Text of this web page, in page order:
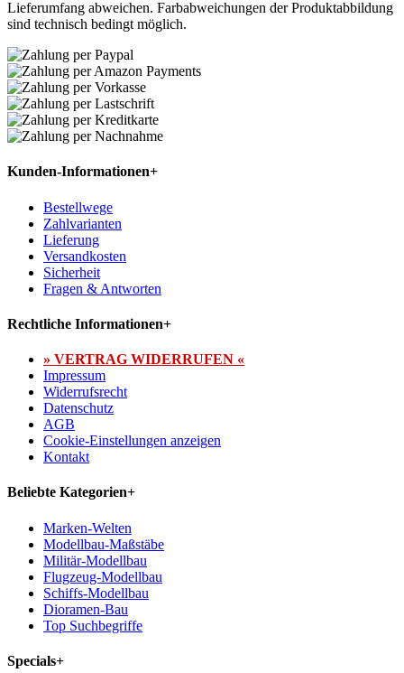
Lieferumfang abweichen. Farbabweichungen der Produktabbildung
sind technisch bedingt möglich.
Kunden-Informationen+
Bestellwege
Zahlvarianten
Lieferung
Versandkosten
Sicherheit
Fragen & Antworten
Rechtliche Informationen+
» VERTRAG WIDERRUFEN «
Impressum
Widerrufsrecht
Datenschutz
AGB
Cookie-Einstellungen anzeigen
Kontakt
Beliebte Kategorien+
Marken-Welten
Modellbau-Maßstäbe
Militär-Modellbau
Flugzeug-Modellbau
Schiffs-Modellbau
Dioramen-Bau
Top Suchbegriffe
Specials+